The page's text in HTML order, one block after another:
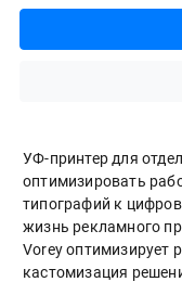
УФ-принтер для
оптимизировать
типографий к
жизнь рекламного
Vorey оптимизирует
кастомизация